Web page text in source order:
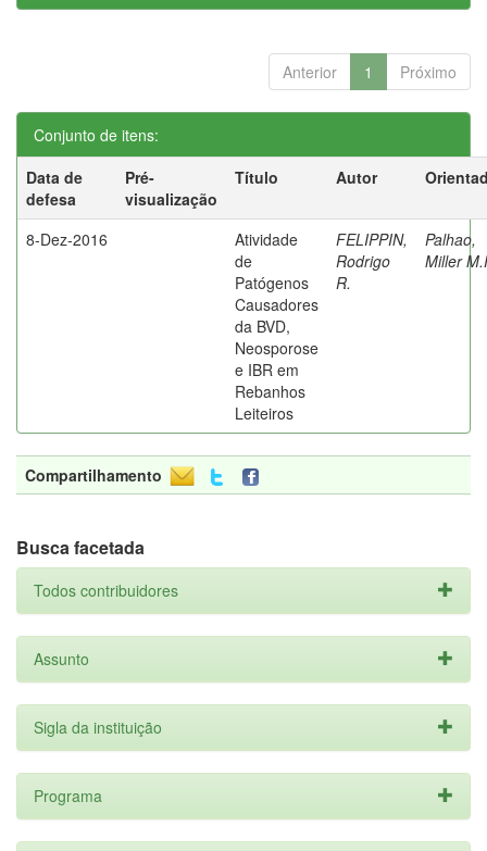
Anterior 1 Próximo
Conjunto de itens:
Data de
defesa
Pré-
visualização
Título Autor
8-Dez-2016
Atividade
de
Patógenos
Causadores
da BVD,
Neosporose
e IBR em
Rebanhos
Leiteiros
FELIPPIN,
Rodrigo
R.
Palhao,
Miller
Compartilhamento
Busca facetada
Todos contribuidores
Assunto
Sigla da instituição
Programa